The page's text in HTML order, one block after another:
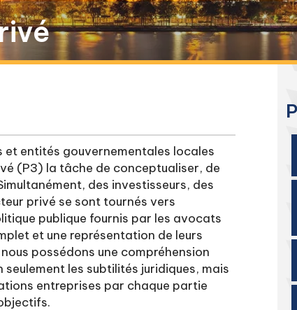
entités gouvernementales locales
(P3) la tâche de conceptualiser, de
des investisseurs, des
privé se sont tournés vers
publique fournis par les avocats
et une représentation de leurs
possédons une compréhension
les subtilités juridiques, mais
entreprises par chaque partie